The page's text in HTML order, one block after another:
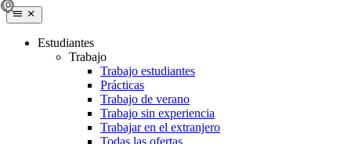
Estudiantes
Trabajo
Trabajo estudiantes
Prácticas
Trabajo de verano
Trabajo sin experiencia
Trabajar en el extranjero
Todas las ofertas